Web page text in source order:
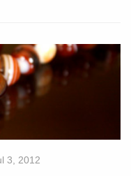
3, 2012